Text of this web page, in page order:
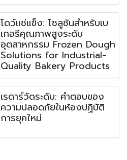
โดว์แช่แข็ง: โซลูชันสำหรับเบ
เกอรีคุณภาพสูงระดับ
อุตสาหกรรม Frozen Dough
Solutions for Industrial-
Quality Bakery Products
เรดาร์วัดระดับ: คำตอบของ
ความปลอดภัยในห้องปฏิบัติ
การยุคใหม่